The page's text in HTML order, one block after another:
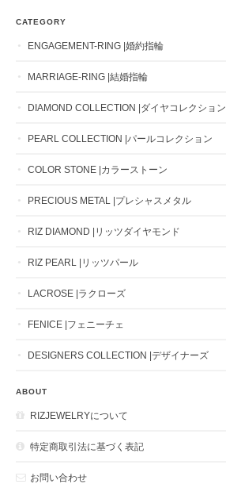
CATEGORY
ENGAGEMENT-RING |婚約指輪
MARRIAGE-RING |結婚指輪
DIAMOND COLLECTION |ダイヤコレクション
PEARL COLLECTION |パールコレクション
COLOR STONE |カラーストーン
PRECIOUS METAL |プレシャスメタル
RIZ DIAMOND |リッツダイヤモンド
RIZ PEARL |リッツパール
LACROSE |ラクローズ
FENICE |フェニーチェ
DESIGNERS COLLECTION |デザイナーズ
ABOUT
RIZJEWELRYについて
特定商取引法に基づく表記
お問い合わせ